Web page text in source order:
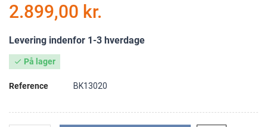
2.899,00 kr.
Levering indenfor 1-3 hverdage
 På lager
Reference BK13020